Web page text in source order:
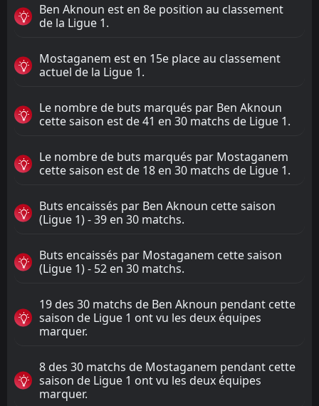
Ben Aknoun est en 8e position au classement
de la Ligue 1.
Mostaganem est en 15e place au classement
actuel de la Ligue 1.
Le nombre de buts marqués par Ben Aknoun
cette saison est de 41 en 30 matchs de Ligue 1.
Le nombre de buts marqués par Mostaganem
cette saison est de 18 en 30 matchs de Ligue 1.
Buts encaissés par Ben Aknoun cette saison
(Ligue 1) - 39 en 30 matchs.
Buts encaissés par Mostaganem cette saison
(Ligue 1) - 52 en 30 matchs.
19 des 30 matchs de Ben Aknoun pendant cette
saison de Ligue 1 ont vu les deux équipes
marquer.
8 des 30 matchs de Mostaganem pendant cette
saison de Ligue 1 ont vu les deux équipes
marquer.